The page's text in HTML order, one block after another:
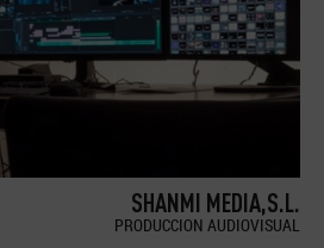
SHANMI MEDIA,S.L.
PRODUCCION AUDIOVISUAL